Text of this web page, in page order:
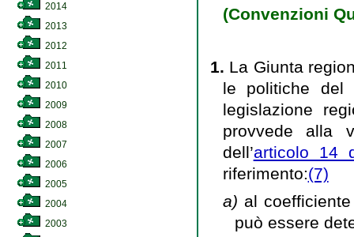
2014
2013
2012
2011
2010
2009
2008
2007
2006
2005
2004
2003
(Convenzioni
1. La Giunta
le politiche del
legislazione
provvede alla
dell’articolo 14
riferimento:(7)
a) al
può essere